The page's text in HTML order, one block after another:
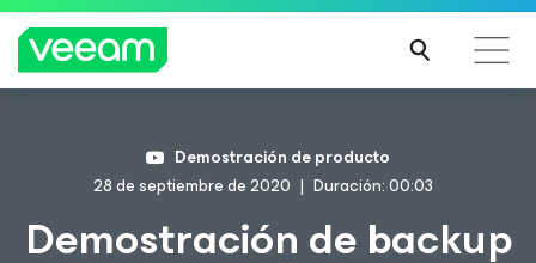
Guía de Veeam para los clientes afectados por la
actualización de contenido de CrowdStrike
INFO
Demostración de producto
28 de septiembre de 2020
Duración: 00:03
Demostración de backup